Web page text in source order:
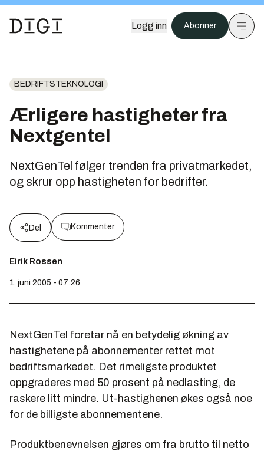
Logg inn Abonner
BEDRIFTSTEKNOLOGI
Ærligere hastigheter fra
Nextgentel
NextGenTel følger trenden fra privatmarkedet,
og skrur opp hastigheten for bedrifter.
Del Kommenter
Eirik Rossen
1. juni 2005 - 07:26
NextGenTel foretar nå en betydelig økning av
hastighetene på abonnementer rettet mot
bedriftsmarkedet. Det rimeligste produktet
oppgraderes med 50 prosent på nedlasting, de
raskere litt mindre. Ut-hastighenen økes også noe
for de billigste abonnementene.
Produktbenevnelsen gjøres om fra brutto til netto